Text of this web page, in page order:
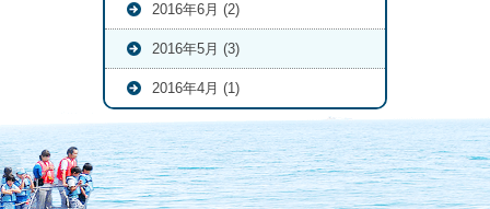
2016年6月 (2)
2016年5月 (3)
2016年4月 (1)